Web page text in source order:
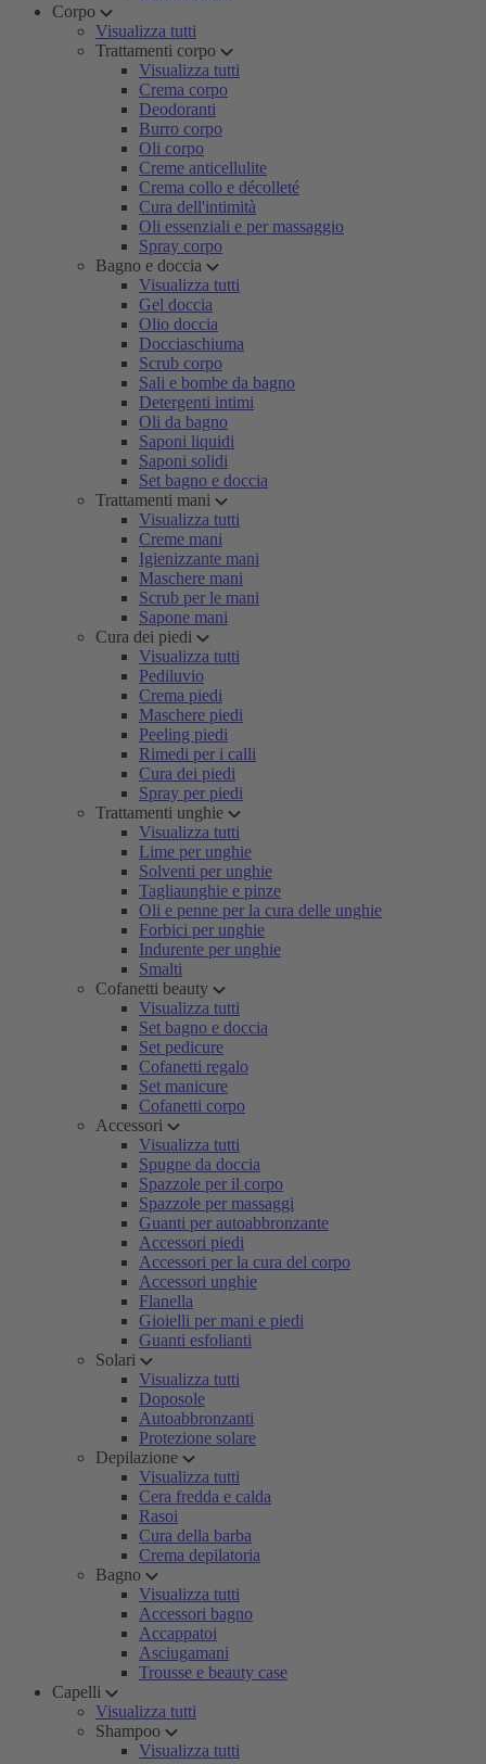
Corpo
Visualizza tutti
Trattamenti corpo
Visualizza tutti
Crema corpo
Deodoranti
Burro corpo
Oli corpo
Creme anticellulite
Crema collo e décolleté
Cura dell'intimità
Oli essenziali e per massaggio
Spray corpo
Bagno e doccia
Visualizza tutti
Gel doccia
Olio doccia
Docciaschiuma
Scrub corpo
Sali e bombe da bagno
Detergenti intimi
Oli da bagno
Saponi liquidi
Saponi solidi
Set bagno e doccia
Trattamenti mani
Visualizza tutti
Creme mani
Igienizzante mani
Maschere mani
Scrub per le mani
Sapone mani
Cura dei piedi
Visualizza tutti
Pediluvio
Crema piedi
Maschere piedi
Peeling piedi
Rimedi per i calli
Cura dei piedi
Spray per piedi
Trattamenti unghie
Visualizza tutti
Lime per unghie
Solventi per unghie
Tagliaunghie e pinze
Oli e penne per la cura delle unghie
Forbici per unghie
Indurente per unghie
Smalti
Cofanetti beauty
Visualizza tutti
Set bagno e doccia
Set pedicure
Cofanetti regalo
Set manicure
Cofanetti corpo
Accessori
Visualizza tutti
Spugne da doccia
Spazzole per il corpo
Spazzole per massaggi
Guanti per autoabbronzante
Accessori piedi
Accessori per la cura del corpo
Accessori unghie
Flanella
Gioielli per mani e piedi
Guanti esfolianti
Solari
Visualizza tutti
Doposole
Autoabbronzanti
Protezione solare
Depilazione
Visualizza tutti
Cera fredda e calda
Rasoi
Cura della barba
Crema depilatoria
Bagno
Visualizza tutti
Accessori bagno
Accappatoi
Asciugamani
Trousse e beauty case
Capelli
Visualizza tutti
Shampoo
Visualizza tutti